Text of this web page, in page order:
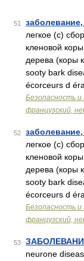
51
легкое (с)
кленовой
дерева (коры
sooty bark
écorceurs d
Безопасность и
французский,
52
легкое (с)
кленовой
дерева (коры
sooty bark
écorceurs d
Безопасность и
французский,
53
neurone